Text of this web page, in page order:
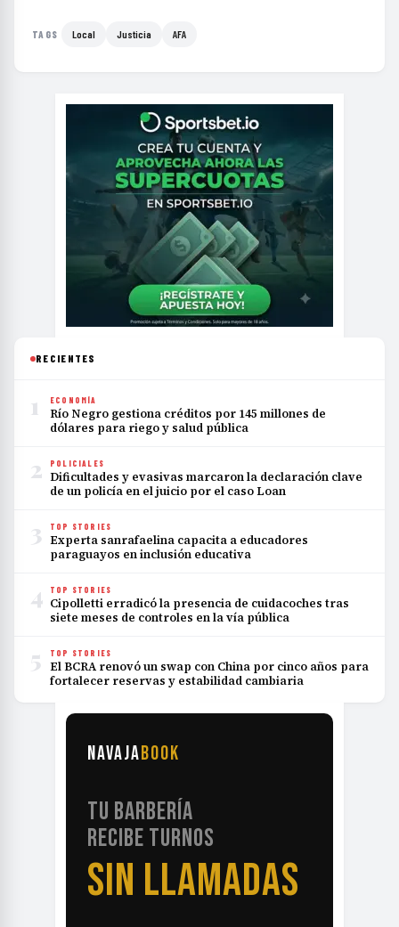
TAGS Local Justicia AFA
RECIENTES
1 ECONOMÍA
Río Negro gestiona créditos por 145 millones de
dólares para riego y salud pública
2 POLICIALES
Dificultades y evasivas marcaron la declaración clave
de un policía en el juicio por el caso Loan
3 TOP STORIES
Experta sanrafaelina capacita a educadores
paraguayos en inclusión educativa
4 TOP STORIES
Cipolletti erradicó la presencia de cuidacoches tras
siete meses de controles en la vía pública
5 TOP STORIES
El BCRA renovó un swap con China por cinco años para
fortalecer reservas y estabilidad cambiaria
NAVAJABOOK
TU BARBERÍA
RECIBE TURNOS
SIN LLAMADAS